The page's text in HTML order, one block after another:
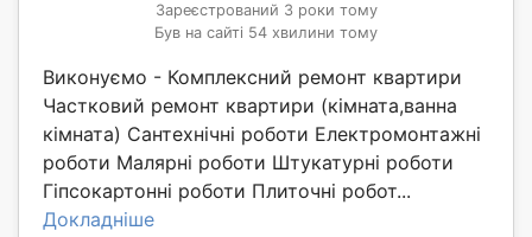
Зареєстрований 3 роки тому
Був на сайті 54 хвилини тому
Виконуємо - Комплексний ремонт квартири
Частковий ремонт квартири (кімната,ванна
кімната) Сантехнічні роботи Електромонтажні
роботи Малярні роботи Штукатурні роботи
Гіпсокартонні роботи Плиточні робот...
Докладніше